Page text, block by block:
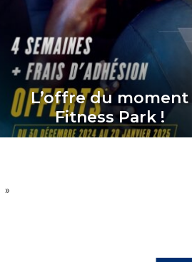
L’offre du moment
Fitness Park !
»